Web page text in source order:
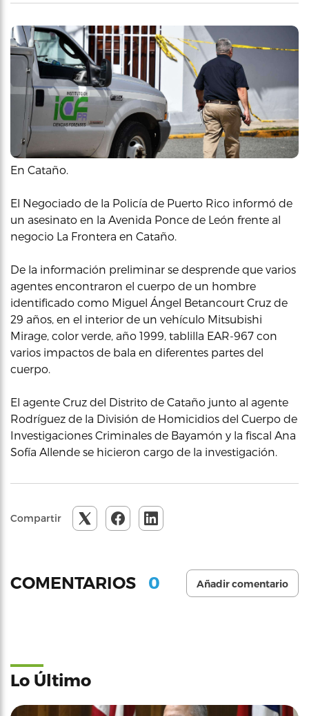
En Cataño.
El Negociado de la Policía de Puerto Rico informó de
un asesinato en la Avenida Ponce de León frente al
negocio La Frontera en Cataño.
De la información preliminar se desprende que varios
agentes encontraron el cuerpo de un hombre
identificado como Miguel Ángel Betancourt Cruz de
29 años, en el interior de un vehículo Mitsubishi
Mirage, color verde, año 1999, tablilla EAR-967 con
varios impactos de bala en diferentes partes del
cuerpo.
El agente Cruz del Distrito de Cataño junto al agente
Rodríguez de la División de Homicidios del Cuerpo de
Investigaciones Criminales de Bayamón y la fiscal Ana
Sofía Allende se hicieron cargo de la investigación.
Compartir
COMENTARIOS 0 Añadir comentario
Lo Último